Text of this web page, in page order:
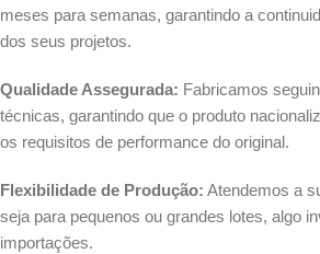
meses para semanas, garantindo a
dos seus projetos.
Qualidade Assegurada: Fabricamos
técnicas, garantindo que o produto
os requisitos de performance do original.
Flexibilidade de Produção: Atendemos a
seja para pequenos ou grandes lotes, algo
importações.